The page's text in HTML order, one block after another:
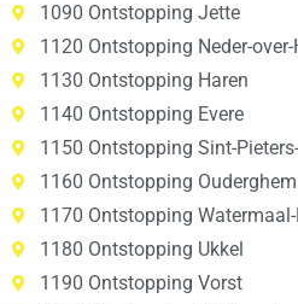
1090 Ontstopping Jette
1120 Ontstopping Neder-over-
1130 Ontstopping Haren
1140 Ontstopping Evere
1150 Ontstopping Sint-
1160 Ontstopping Ouderghem
1170 Ontstopping
1180 Ontstopping Ukkel
1190 Ontstopping Vorst